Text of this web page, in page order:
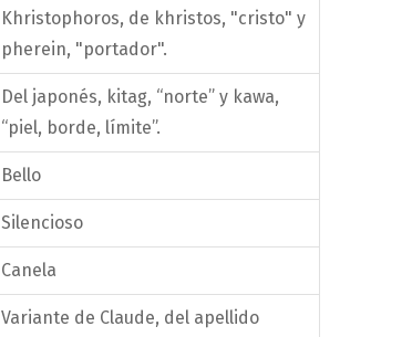
Khristophoros, de khristos, "cristo" y
pherein, "portador".
Del japonés, kitag, “norte” y kawa,
“piel, borde, límite”.
Bello
Silencioso
Canela
Variante de Claude, del apellido